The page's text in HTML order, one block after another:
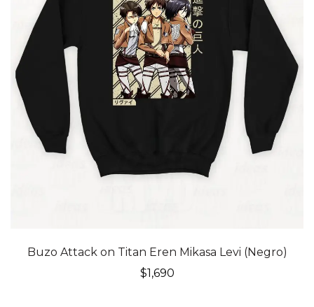
Buzo Attack on Titan Eren Mikasa Levi (Negro)
$1,690